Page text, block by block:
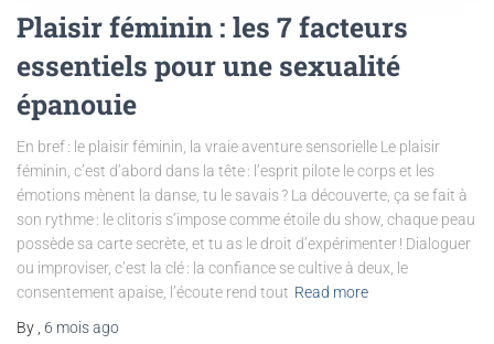
Plaisir féminin : les 7 facteurs
essentiels pour une sexualité
épanouie
En bref : le plaisir féminin, la vraie aventure sensorielle Le plaisir
féminin, c’est d’abord dans la tête : l’esprit pilote le corps et les
émotions mènent la danse, tu le savais ? La découverte, ça se fait à
son rythme : le clitoris s’impose comme étoile du show, chaque peau
possède sa carte secrète, et tu as le droit d’expérimenter ! Dialoguer
ou improviser, c’est la clé : la confiance se cultive à deux, le
consentement apaise, l’écoute rend tout Read more
By
6 moisago